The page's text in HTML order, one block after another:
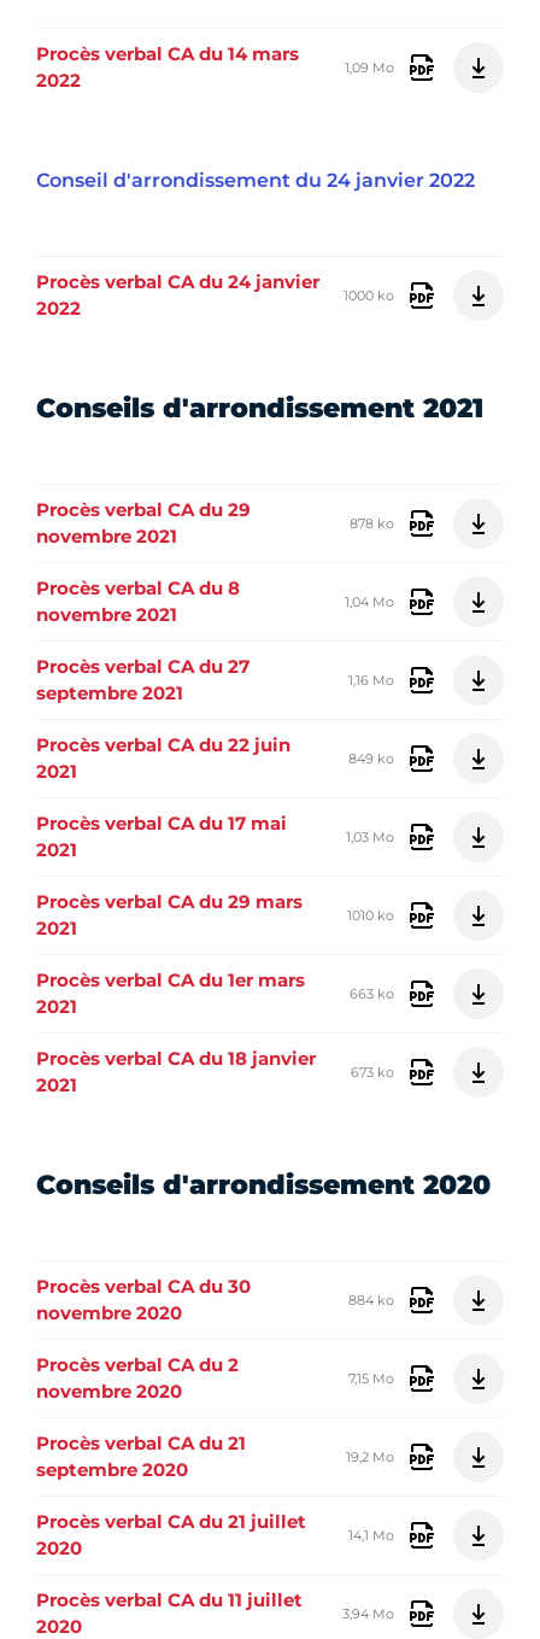
Procès verbal CA du 14 mars
2022
1,09 Mo
Conseil d'arrondissement du 24 janvier 2022
Procès verbal CA du 24 janvier
2022
1000 ko
Conseils d'arrondissement 2021
Procès verbal CA du 29
novembre 2021
878 ko
Procès verbal CA du 8
novembre 2021
1,04 Mo
Procès verbal CA du 27
septembre 2021
1,16 Mo
Procès verbal CA du 22 juin
2021
849 ko
Procès verbal CA du 17 mai
2021
1,03 Mo
Procès verbal CA du 29 mars
2021
1010 ko
Procès verbal CA du 1er mars
2021
663 ko
Procès verbal CA du 18 janvier
2021
673 ko
Conseils d'arrondissement 2020
Procès verbal CA du 30
novembre 2020
884 ko
Procès verbal CA du 2
novembre 2020
7,15 Mo
Procès verbal CA du 21
septembre 2020
19,2 Mo
Procès verbal CA du 21 juillet
2020
14,1 Mo
Procès verbal CA du 11 juillet
2020
3,94 Mo